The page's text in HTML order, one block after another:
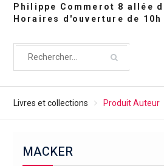
Livres et collections Produit Auteur
MACKER